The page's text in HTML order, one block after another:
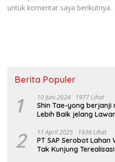
untuk komentar saya berikutnya.
Berita Populer
1 10 Juni 2024 1977 Lihat
Shin Tae-yong berjanji
Lebih Baik jelang
2 11 April 2025 1936 Lihat
PT SAP Serobot
Tak Kunjung Terealisasi